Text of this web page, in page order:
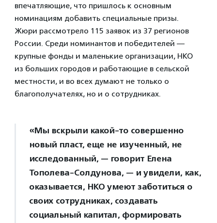
впечатляющие, что пришлось к основным
номинациям добавить специальные призы.
Жюри рассмотрело 115 заявок из 37 регионов
России. Среди номинантов и победителей —
крупные фонды и маленькие организации, НКО
из больших городов и работающие в сельской
местности, и во всех думают не только о
благополучателях, но и о сотрудниках.
«Мы вскрыли какой-то совершенно
новый пласт, еще не изученный, не
исследованный, — говорит Елена
Тополева-Солдунова, — и увидели, как,
оказывается, НКО умеют заботиться о
своих сотрудниках, создавать
социальный капитал, формировать